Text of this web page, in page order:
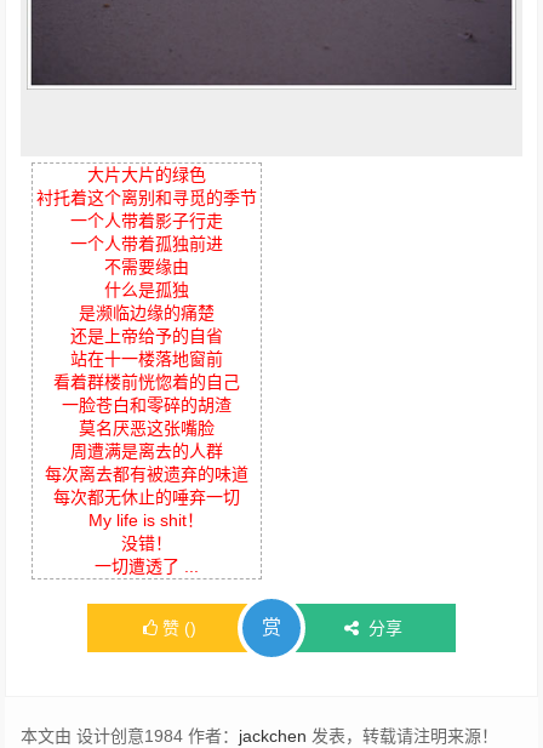
大片大片的绿色
衬托着这个离别和寻觅的季节
一个人带着影子行走
一个人带着孤独前进
不需要缘由
什么是孤独
是濒临边缘的痛楚
还是上帝给予的自省
站在十一楼落地窗前
看着群楼前恍惚着的自己
一脸苍白和零碎的胡渣
莫名厌恶这张嘴脸
周遭满是离去的人群
每次离去都有被遗弃的味道
每次都无休止的唾弃一切
My life is shit！
没错！
一切遭透了 ...
赞 () 赏 分享
本文由 设计创意1984 作者： jackchen 发表，转载请注明来源！